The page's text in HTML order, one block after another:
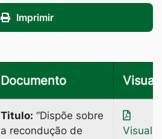
Imprimir
Documento
Titulo: “Dispõe sobre
a recondução de